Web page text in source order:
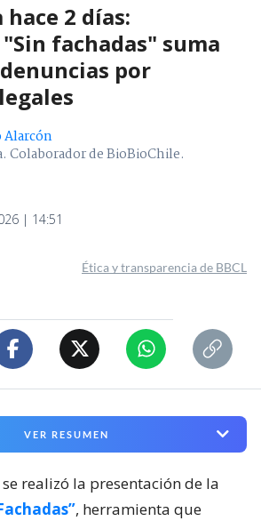
hace 2 días:
fachadas" suma
por
Alarcón
Colaborador de BioBioChile.
| 14:51
Ética y transparencia de BBCL
VER RESUMEN
realizó la presentación de la
, herramienta que